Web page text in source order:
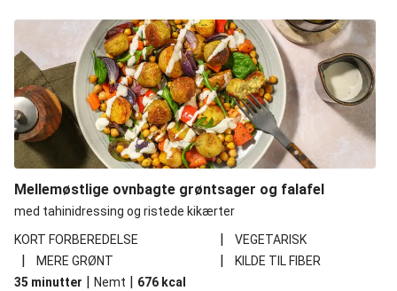
Mellemøstlige ovnbagte grøntsager og falafel
med tahinidressing og ristede kikærter
KORT FORBEREDELSE
| VEGETARISK
| MERE GRØNT |
KILDE TIL FIBER
35 minutter | Nemt | 676 kcal